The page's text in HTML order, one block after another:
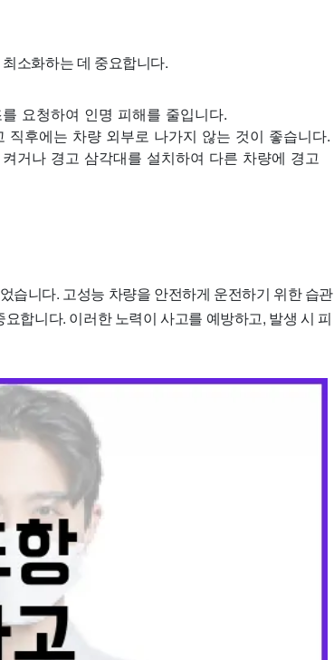
소화하는 데 중요합니다.
요청하여 인명 피해를 줄입니다.
직후에는 차량 외부로 나가지 않는 것이 좋습니다.
거나 경고 삼각대를 설치하여 다른 차량에 경고
습니다. 고성능 차량을 안전하게 운전하기 위한 습관
합니다. 이러한 노력이 사고를 예방하고, 발생 시 피